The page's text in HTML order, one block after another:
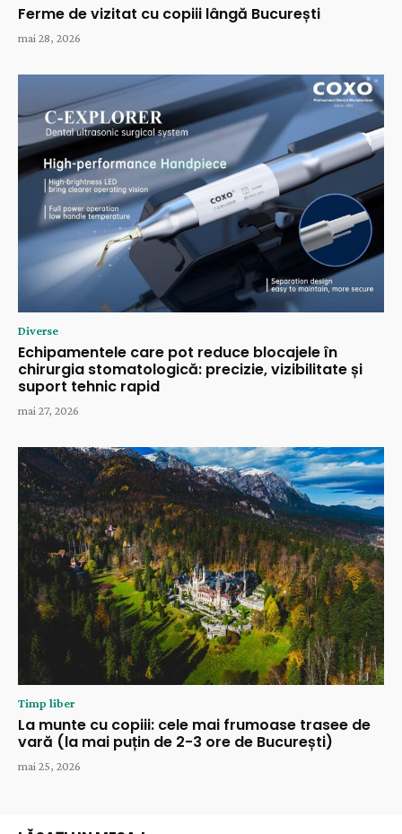
Ferme de vizitat cu copiii lângă București
mai 28, 2026
Diverse
Echipamentele care pot reduce blocajele în
chirurgia stomatologică: precizie, vizibilitate și
suport tehnic rapid
mai 27, 2026
Timp liber
La munte cu copiii: cele mai frumoase trasee de
vară (la mai puțin de 2-3 ore de București)
mai 25, 2026